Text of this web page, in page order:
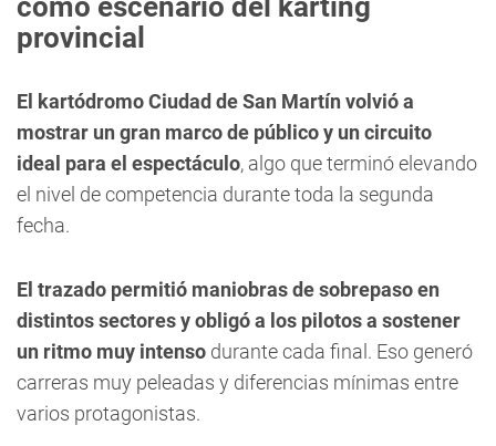
como escenario del karting
provincial
El kartódromo Ciudad de San Martín volvió a
mostrar un gran marco de público y un circuito
ideal para el espectáculo, algo que terminó elevando
el nivel de competencia durante toda la segunda
fecha.
El trazado permitió maniobras de sobrepaso en
distintos sectores y obligó a los pilotos a sostener
un ritmo muy intenso durante cada final. Eso generó
carreras muy peleadas y diferencias mínimas entre
varios protagonistas.